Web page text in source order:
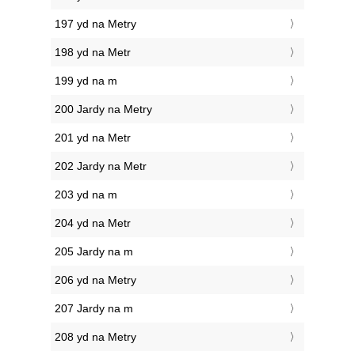
197 yd na Metry
198 yd na Metr
199 yd na m
200 Jardy na Metry
201 yd na Metr
202 Jardy na Metr
203 yd na m
204 yd na Metr
205 Jardy na m
206 yd na Metry
207 Jardy na m
208 yd na Metry